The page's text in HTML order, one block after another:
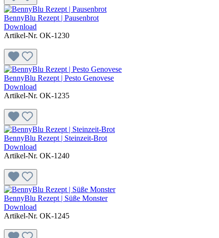
BennyBlu Rezept | Pausenbrot
Download
Artikel-Nr. OK-1230
BennyBlu Rezept | Pesto Genovese
Download
Artikel-Nr. OK-1235
BennyBlu Rezept | Steinzeit-Brot
Download
Artikel-Nr. OK-1240
BennyBlu Rezept | Süße Monster
Download
Artikel-Nr. OK-1245